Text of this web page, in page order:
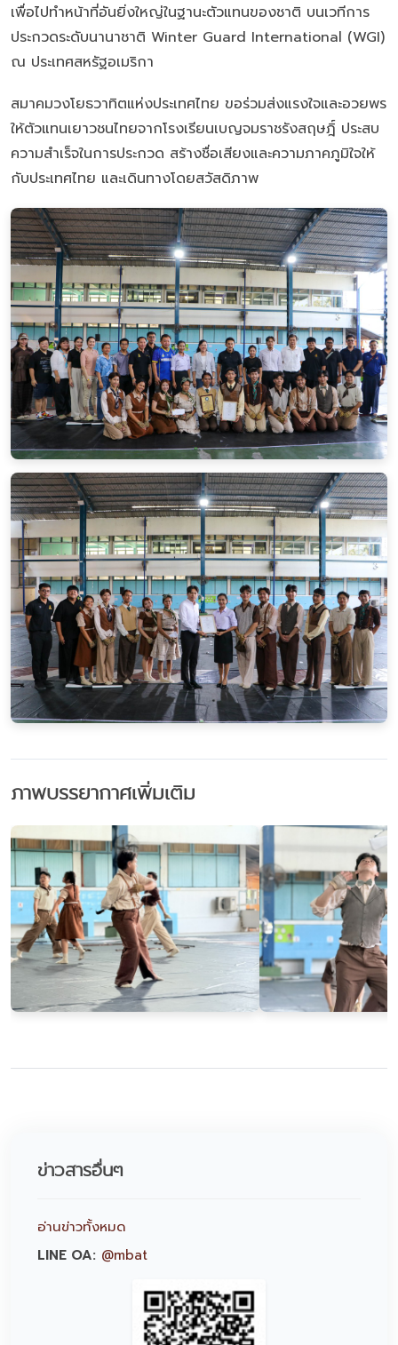
เพื่อไปทำหน้าที่อันยิ่งใหญ่ในฐานะตัวแทนของชาติ บนเวทีการ
ประกวดระดับนานาชาติ Winter Guard International (WGI)
ณ ประเทศสหรัฐอเมริกา
สมาคมวงโยธวาทิตแห่งประเทศไทย ขอร่วมส่งแรงใจและอวยพร
ให้ตัวแทนเยาวชนไทยจากโรงเรียนเบญจมราชรังสฤษฎิ์ ประสบ
ความสำเร็จในการประกวด สร้างชื่อเสียงและความภาคภูมิใจให้
กับประเทศไทย และเดินทางโดยสวัสดิภาพ
ภาพบรรยากาศเพิ่มเติม
ข่าวสารอื่นๆ
อ่านข่าวทั้งหมด
LINE OA: @mbat